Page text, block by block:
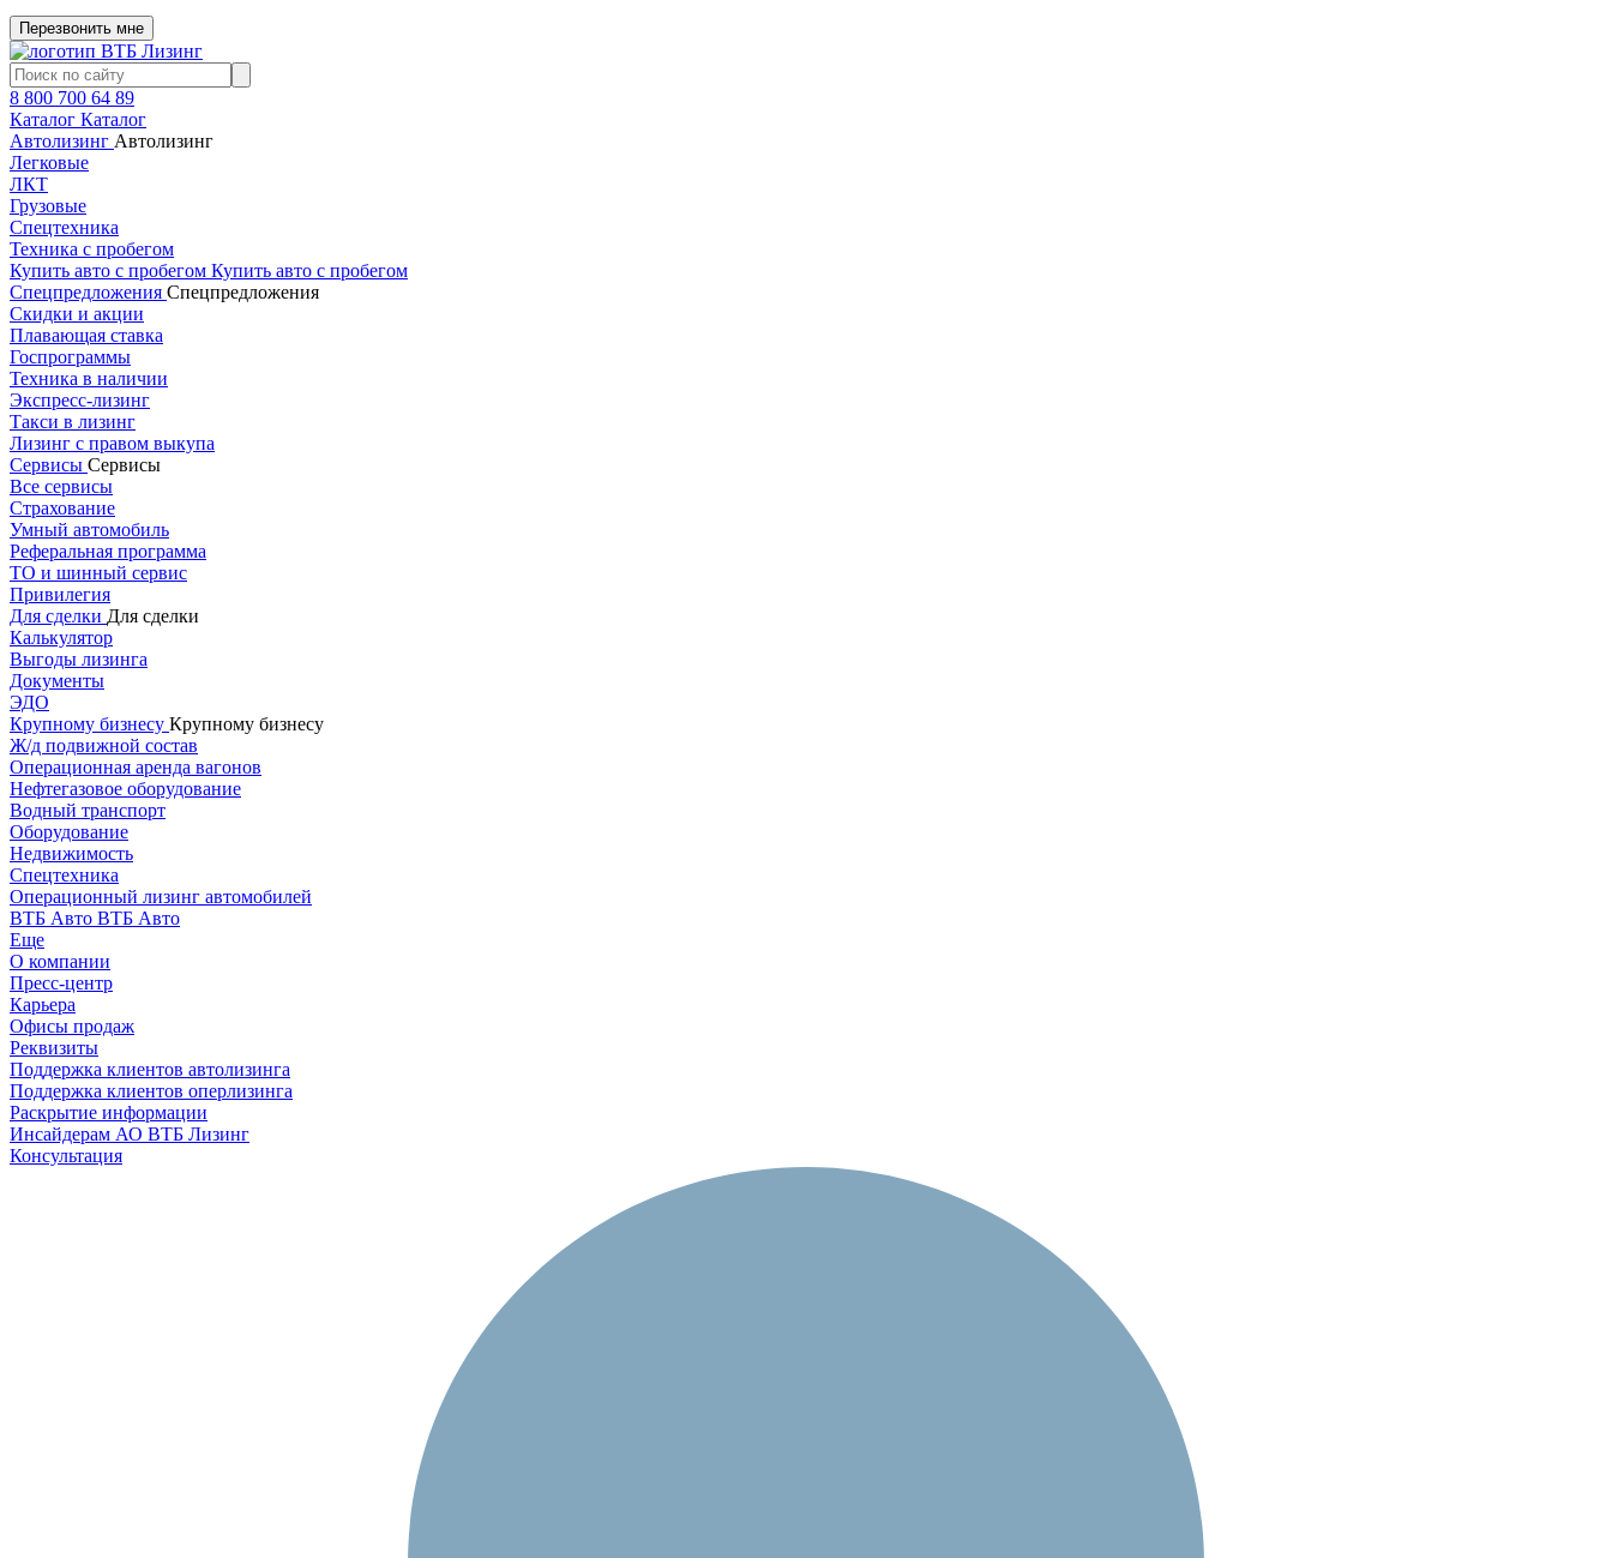
Перезвонить мне
8 800 700 64 89
Каталог Каталог
Автолизинг Автолизинг
Легковые
ЛКТ
Грузовые
Спецтехника
Техника с пробегом
Купить авто с пробегом Купить авто с пробегом
Спецпредложения Спецпредложения
Скидки и акции
Плавающая ставка
Госпрограммы
Техника в наличии
Экспресс-лизинг
Такси в лизинг
Лизинг с правом выкупа
Сервисы Сервисы
Все сервисы
Страхование
Умный автомобиль
Реферальная программа
ТО и шинный сервис
Привилегия
Для сделки Для сделки
Калькулятор
Выгоды лизинга
Документы
ЭДО
Крупному бизнесу Крупному бизнесу
Ж/д подвижной состав
Операционная аренда вагонов
Нефтегазовое оборудование
Водный транспорт
Оборудование
Недвижимость
Спецтехника
Операционный лизинг автомобилей
ВТБ Авто ВТБ Авто
Еще
О компании
Пресс-центр
Карьера
Офисы продаж
Реквизиты
Поддержка клиентов автолизинга
Поддержка клиентов оперлизинга
Раскрытие информации
Инсайдерам АО ВТБ Лизинг
Консультация